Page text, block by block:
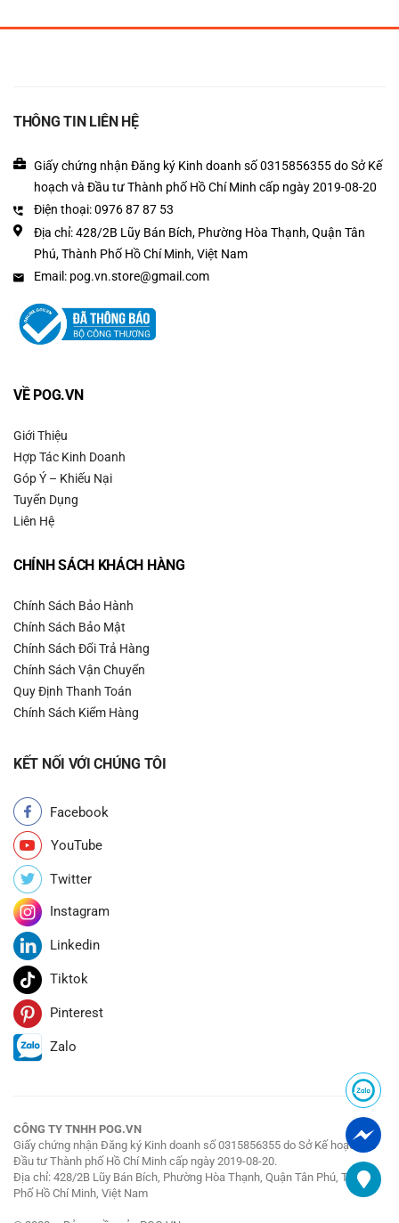
THÔNG TIN LIÊN HỆ
Giấy chứng nhận Đăng ký Kinh doanh số 0315856355 do Sở Kế
hoạch và Đầu tư Thành phố Hồ Chí Minh cấp ngày 2019-08-20
Điện thoại: 0976 87 87 53
Địa chỉ: 428/2B Lũy Bán Bích, Phường Hòa Thạnh, Quận Tân
Phú, Thành Phố Hồ Chí Minh, Việt Nam
Email: pog.vn.store@gmail.com
VỀ POG.VN
Giới Thiệu
Hợp Tác Kinh Doanh
Góp Ý – Khiếu Nại
Tuyển Dụng
Liên Hệ
CHÍNH SÁCH KHÁCH HÀNG
Chính Sách Bảo Hành
Chính Sách Bảo Mật
Chính Sách Đổi Trả Hàng
Chính Sách Vận Chuyển
Quy Định Thanh Toán
Chính Sách Kiểm Hàng
KẾT NỐI VỚI CHÚNG TÔI
Facebook
YouTube
Twitter
Instagram
Linkedin
Tiktok
Pinterest
Zalo
CÔNG TY TNHH POG.VN
Giấy chứng nhận Đăng ký Kinh doanh số 0315856355 do Sở Kế hoạch và
Đầu tư Thành phố Hồ Chí Minh cấp ngày 2019-08-20.
Địa chỉ: 428/2B Lũy Bán Bích, Phường Hòa Thạnh, Quận Tân Phú, Thành
Phố Hồ Chí Minh, Việt Nam